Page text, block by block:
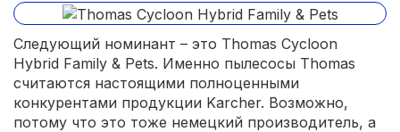
Следующий номинант – это Thomas Cycloon
Hybrid Family & Pets. Именно пылесосы Thomas
считаются настоящими полноценными
конкурентами продукции Karcher. Возможно,
потому что это тоже немецкий производитель, а